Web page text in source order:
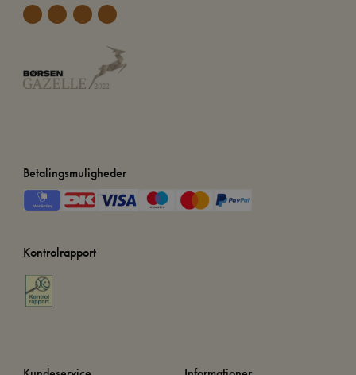
Betalingsmuligheder
Kontrolrapport